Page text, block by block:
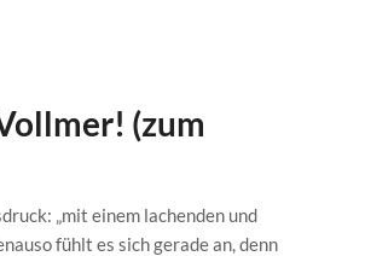
(zum
„mit einem lachenden und
fühlt es sich gerade an, denn